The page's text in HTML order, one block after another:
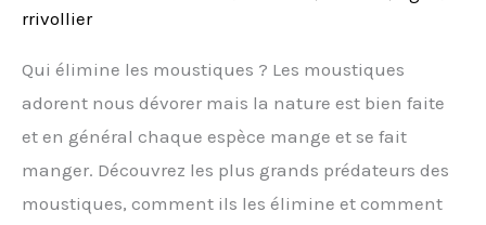
rrivollier
Qui élimine les moustiques ? Les moustiques
adorent nous dévorer mais la nature est bien faite
et en général chaque espèce mange et se fait
manger. Découvrez les plus grands prédateurs des
moustiques, comment ils les élimine et comment